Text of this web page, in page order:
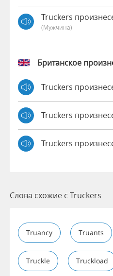
Truckers
(мужчина)
Британское
Truckers
Truckers
Truckers
Слова схожие с Truckers
Truancy Truants
Truckle Truckload